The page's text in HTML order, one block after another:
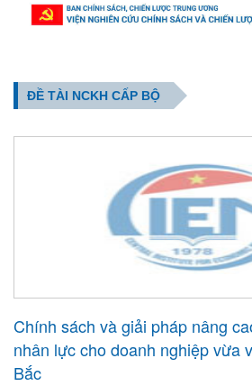
ĐỀ TÀI NCKH CẤP BỘ
Chính sách và giải pháp nâng
nhân lực cho doanh nghiệp vừa
Bắc